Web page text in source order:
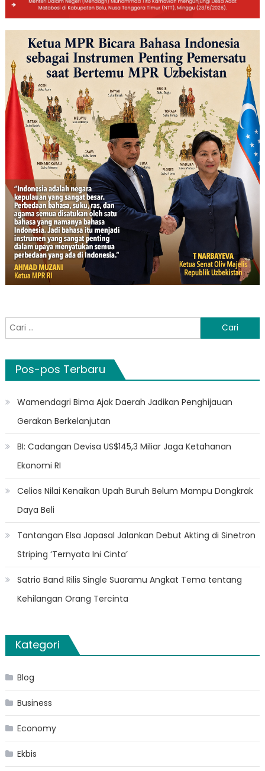
Cari
untuk:
Pos-pos Terbaru
Wamendagri Bima Ajak Daerah Jadikan Penghijauan
Gerakan Berkelanjutan
BI: Cadangan Devisa US$145,3 Miliar Jaga Ketahanan
Ekonomi RI
Celios Nilai Kenaikan Upah Buruh Belum Mampu Dongkrak
Daya Beli
Tantangan Elsa Japasal Jalankan Debut Akting di Sinetron
Striping ‘Ternyata Ini Cinta’
Satrio Band Rilis Single Suaramu Angkat Tema tentang
Kehilangan Orang Tercinta
Kategori
Blog
Business
Economy
Ekbis